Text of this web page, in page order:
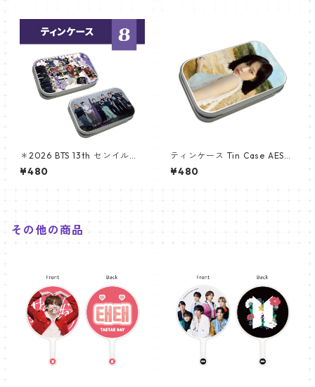
＊2026 BTS 13th センイルグ
ッズ ＊ティンケース
¥480
ティンケース Tin Case AESPA
ウィンター(WINTER-02)
¥480
その他の商品